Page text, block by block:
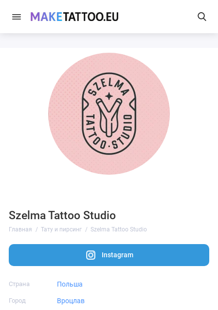
Szelma Tattoo Studio
Главная Тату и пирсинг Szelma Tattoo Studio
Instagram
Страна Польша
Город Вроцлав